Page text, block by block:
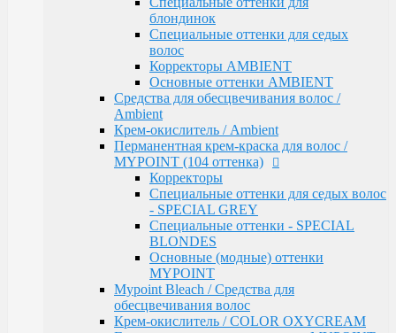
Mypoint Bleach / Средства для
обесцвечивания волос
Крем-окислитель / COLOR OXYCREAM
Гель-краска для волос тон в тон MYPOINT
(33 оттенка)
Активаторы для окрашивания волос гель-
краской тон в тон
MYPOINT / Краска для бровей и ресниц
BTX Forte / Трехэтапная программа
реконструкции волос
Ambient Form / Долговременная укладка волос
Ambient Expert Pro / Процедуры ухода за волосами
AMBIENT Moisture / Для ухода за сухими и
ломкими волосами
Ambient Volume / Для тонких волос
AMBIENT LONG / Ухода за длинными волосами
AMBIENT Revival / Для восстановления
поврежденных волос
AMBIENT Anti Yellow / Для нейтрализации
желтых оттенков на светлых волосах
блондинок
Специальные оттенки для седых
волос
Корректоры AMBIENT
Основные оттенки AMBIENT
Средства для обесцвечивания волос /
Ambient
Крем-окислитель / Ambient
Перманентная крем-краска для волос /
MYPOINT (104 оттенка)
Корректоры
Специальные оттенки для седых волос
- SPECIAL GREY
Специальные оттенки - SPECIAL
BLONDES
Основные (модные) оттенки
MYPOINT
Mypoint Bleach / Средства для
обесцвечивания волос
Крем-окислитель / COLOR OXYCREAM